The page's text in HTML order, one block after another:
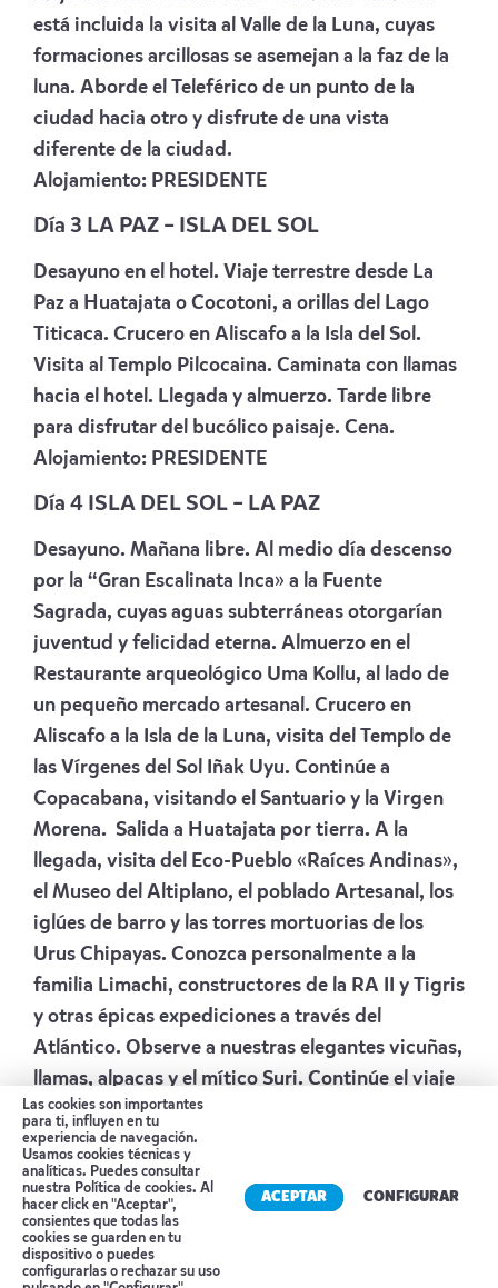
está incluida la visita al Valle de la Luna, cuyas
formaciones arcillosas se asemejan a la faz de la
luna. Aborde el Teleférico de un punto de la
ciudad hacia otro y disfrute de una vista
diferente de la ciudad.
Alojamiento: PRESIDENTE
Día 3 LA PAZ – ISLA DEL SOL
Desayuno en el hotel. Viaje terrestre desde La
Paz a Huatajata o Cocotoni, a orillas del Lago
Titicaca. Crucero en Aliscafo a la Isla del Sol.
Visita al Templo Pilcocaina. Caminata con llamas
hacia el hotel. Llegada y almuerzo. Tarde libre
para disfrutar del bucólico paisaje. Cena.
Alojamiento: PRESIDENTE
Día 4 ISLA DEL SOL – LA PAZ
Desayuno. Mañana libre. Al medio día descenso
por la “Gran Escalinata Inca» a la Fuente
Sagrada, cuyas aguas subterráneas otorgarían
juventud y felicidad eterna. Almuerzo en el
Restaurante arqueológico Uma Kollu, al lado de
un pequeño mercado artesanal. Crucero en
Aliscafo a la Isla de la Luna, visita del Templo de
las Vírgenes del Sol Iñak Uyu. Continúe a
Copacabana, visitando el Santuario y la Virgen
Morena. Salida a Huatajata por tierra. A la
llegada, visita del Eco-Pueblo «Raíces Andinas»,
el Museo del Altiplano, el poblado Artesanal, los
iglúes de barro y las torres mortuorias de los
Urus Chipayas. Conozca personalmente a la
familia Limachi, constructores de la RA II y Tigris
y otras épicas expediciones a través del
Atlántico. Observe a nuestras elegantes vicuñas,
llamas, alpacas y el mítico Suri. Continúe el viaje
terrestre hasta su hotel en La Paz, disfrutando
del camino que corre paralelamente a las
imponentes montañas nevadas de Los Andes.
Alojamiento:PRESIDENTE
Día 5 LA PAZ – SALAR DE UYUNI
Reserva tu cita
Las cookies son importantes
para ti, influyen en tu
experiencia de navegación.
Usamos cookies técnicas y
analíticas. Puedes consultar
nuestra Política de cookies. Al
hacer click en "Aceptar",
consientes que todas las
cookies se guarden en tu
dispositivo o puedes
configurarlas o rechazar su uso
ACEPTAR CONFIGURAR